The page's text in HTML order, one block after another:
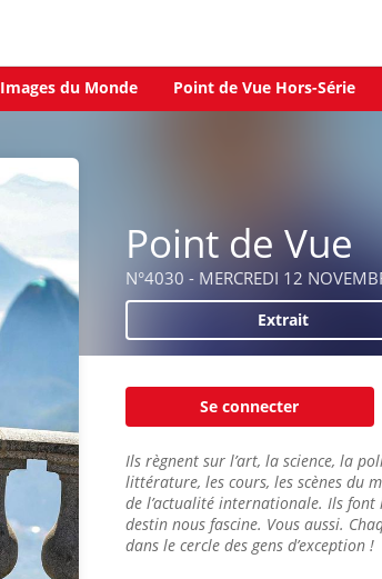
Images du Monde Point de Vue Hors-Série
Point de Vue
N°4030 - MERCREDI 12
Extrait
Se connecter
Ils règnent sur l’art, la science, la
littérature, les cours, les scènes du
de l’actualité internationale. Ils
destin nous fascine. Vous aussi.
dans le cercle des gens d’exception !